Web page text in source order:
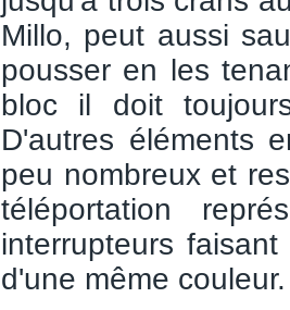
Millo, peut aussi
pousser en les
bloc il doit
D'autres éléments
peu nombreux et
téléportation
interrupteurs
d'une même couleur.